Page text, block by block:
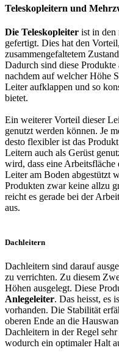
Teleskopleitern und
Die Teleskopleiter ist in den
gefertigt. Dies hat den
zusammengefaltetem
Dadurch sind diese
nachdem auf welcher Höhe
Leiter aufklappen und so
bietet.
Ein weiterer Vorteil dieser
genutzt werden können. Je
desto flexibler ist das
Leitern auch als Gerüst
wird, dass eine Arbeitsfläche
Leiter am Boden abgestützt
Produkten zwar keine allzu
reicht es gerade bei der
aus.
Dachleitern
Dachleitern sind darauf
zu verrichten. Zu diesem
Höhen ausgelegt. Diese
Anlegeleiter. Das heisst, es
vorhanden. Die Stabilität
oberen Ende an die
Dachleitern in der Regel
wodurch ein optimaler Halt